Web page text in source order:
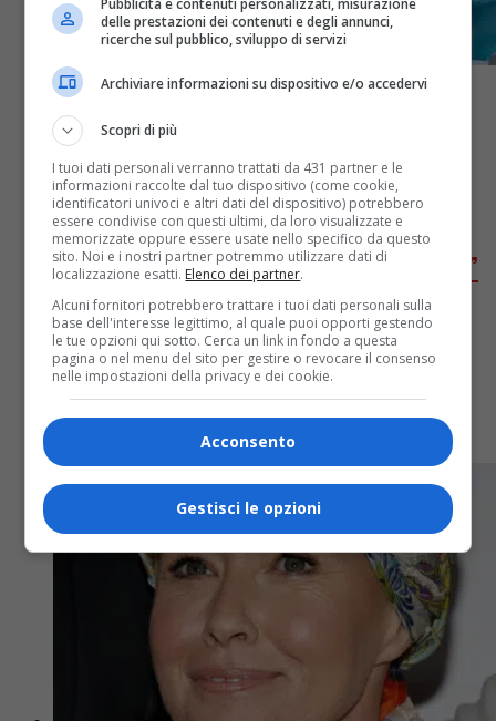
Gossip3 anni fa
Shannen Doherty in lacrime:
“Combatto per la mia vita ogni giorno”
(VIDEO)
La protagonista di Beverly Hills 90210, che ha anche
da poco divorziato dal marito dopo 11 anni di
delle prestazioni dei contenuti e degli annunci,
ricerche sul pubblico, sviluppo di servizi
Archiviare informazioni su dispositivo e/o accedervi
Scopri di più
I tuoi dati personali verranno trattati da 431 partner e le
informazioni raccolte dal tuo dispositivo (come cookie,
identificatori univoci e altri dati del dispositivo) potrebbero
essere condivise con questi ultimi, da loro visualizzate e
memorizzate oppure essere usate nello specifico da questo
sito. Noi e i nostri partner potremmo utilizzare dati di
localizzazione esatti. Elenco dei partner.
Alcuni fornitori potrebbero trattare i tuoi dati personali sulla
base dell'interesse legittimo, al quale puoi opporti gestendo
le tue opzioni qui sotto. Cerca un link in fondo a questa
pagina o nel menu del sito per gestire o revocare il consenso
nelle impostazioni della privacy e dei cookie.
Acconsento
Gestisci le opzioni